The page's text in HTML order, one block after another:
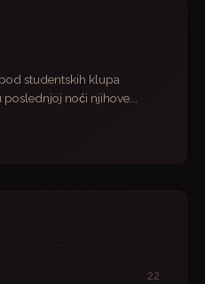
studentskih klupa
poslednjoj noći njihove...
22